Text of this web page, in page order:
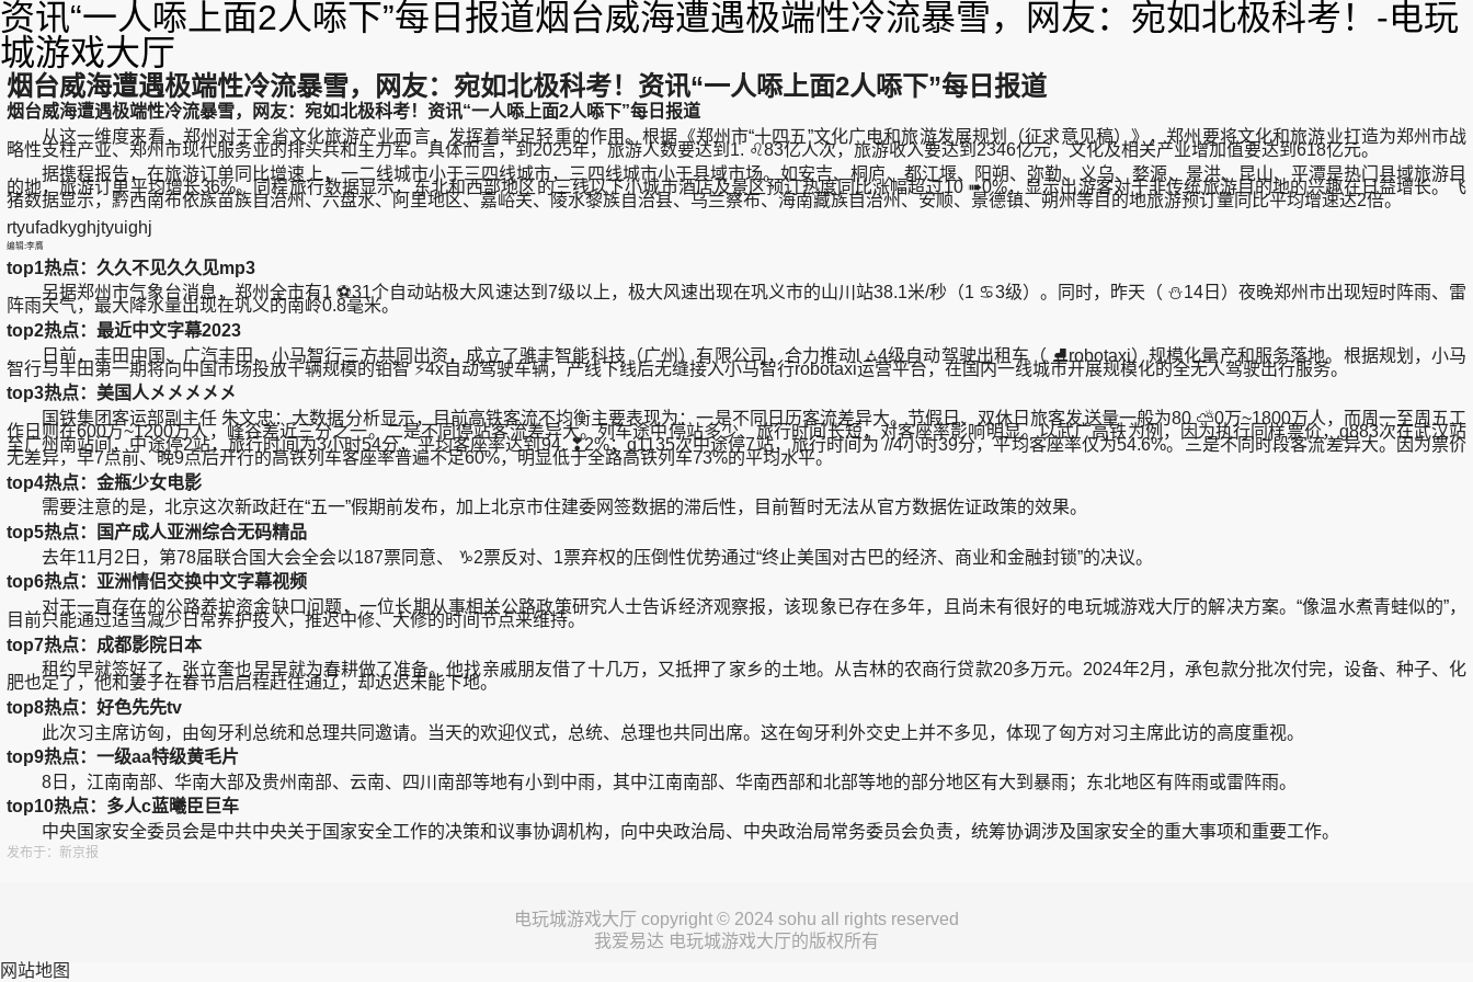
资讯“一人㖭上面2人㖭下”每日报道烟台威海遭遇极端性冷流暴雪，网友：宛如北极科考！-电玩
城游戏大厅
烟台威海遭遇极端性冷流暴雪，网友：宛如北极科考！资讯“一人㖭上面2人㖭下”每日报道
烟台威海遭遇极端性冷流暴雪，网友：宛如北极科考！资讯“一人㖭上面2人㖭下”每日报道
从这一维度来看，郑州对于全省文化旅游产业而言，发挥着举足轻重的作用。根据《郑州市“十四五”文化广电和旅游发展规划（征求意见稿）》，郑州要将文化和旅游业打造为郑州市战
略性支柱产业、郑州市现代服务业的排头兵和主力军。具体而言，到2025年，旅游人数要达到1. ♌83亿人次，旅游收入要达到2346亿元，文化及相关产业增加值要达到618亿元。
据携程报告，在旅游订单同比增速上，一二线城市小于三四线城市，三四线城市小于县域市场。如安吉、桐庐、都江堰、阳朔、弥勒、义乌、婺源、景洪、昆山、平潭是热门县域旅游目
的地，旅游订单平均增长36%。同程旅行数据显示，东北和西部地区的三线以下小城市酒店及景区预订热度同比涨幅超过10 ➠0%，显示出游客对于非传统旅游目的地的兴趣在日益增长。飞
猪数据显示，黔西南布依族苗族自治州、六盘水、阿里地区、嘉峪关、陵水黎族自治县、乌兰察布、海南藏族自治州、安顺、景德镇、朔州等目的地旅游预订量同比平均增速达2倍。
rtyufadkyghjtyuighj
编辑:李膺
top1热点：久久不见久久见mp3
另据郑州市气象台消息，郑州全市有1 ⚽31个自动站极大风速达到7级以上，极大风速出现在巩义市的山川站38.1米/秒（1 ♋3级）。同时，昨天（ ⛄14日）夜晚郑州市出现短时阵雨、雷
阵雨天气，最大降水量出现在巩义的南岭0.8毫米。
top2热点：最近中文字幕2023
日前，丰田中国、广汽丰田、小马智行三方共同出资，成立了骓丰智能科技（广州）有限公司，合力推动l ⛼4级自动驾驶出租车（ ⛸robotaxi）规模化量产和服务落地。根据规划，小马
智行与丰田第一期将向中国市场投放千辆规模的铂智 ⚡4x自动驾驶车辆，产线下线后无缝接入小马智行robotaxi运营平台，在国内一线城市开展规模化的全无人驾驶出行服务。
top3热点：美国人㐅㐅㐅㐅㐅
国铁集团客运部副主任 朱文忠：大数据分析显示，目前高铁客流不均衡主要表现为：一是不同日历客流差异大。节假日、双休日旅客发送量一般为80 ⛅0万~1800万人，而周一至周五工
作日则在600万~1200万人，峰谷差近三分之一。二是不同停站客流差异大。列车途中停站多少、旅行时间长短，对客座率影响明显。以武广高铁为例，因为执行同样票价，g883次在武汉站
至广州南站间，中途停2站，旅行时间为3小时54分，平均客座率达到94. ❣2%；g1135次中途停7站，旅行时间为 //4小时39分，平均客座率仅为54.6%。三是不同时段客流差异大。因为票价
无差异，早7点前、晚9点后开行的高铁列车客座率普遍不足60%，明显低于全路高铁列车73%的平均水平。
top4热点：金瓶少女电影
需要注意的是，北京这次新政赶在“五一”假期前发布，加上北京市住建委网签数据的滞后性，目前暂时无法从官方数据佐证政策的效果。
top5热点：国产成人亚洲综合无码精品
去年11月2日，第78届联合国大会全会以187票同意、 ♑2票反对、1票弃权的压倒性优势通过“终止美国对古巴的经济、商业和金融封锁”的决议。
top6热点：亚洲情侣交换中文字幕视频
对于一直存在的公路养护资金缺口问题，一位长期从事相关公路政策研究人士告诉经济观察报，该现象已存在多年，且尚未有很好的电玩城游戏大厅的解决方案。“像温水煮青蛙似的”，
目前只能通过适当减少日常养护投入，推迟中修、大修的时间节点来维持。
top7热点：成都影院日本
租约早就签好了，张立奎也早早就为春耕做了准备。他找亲戚朋友借了十几万，又抵押了家乡的土地。从吉林的农商行贷款20多万元。2024年2月，承包款分批次付完，设备、种子、化
肥也定了，他和妻子在春节后启程赶往通辽，却迟迟未能下地。
top8热点：好色先先tv
此次习主席访匈，由匈牙利总统和总理共同邀请。当天的欢迎仪式，总统、总理也共同出席。这在匈牙利外交史上并不多见，体现了匈方对习主席此访的高度重视。
top9热点：一级aa特级黄毛片
8日，江南南部、华南大部及贵州南部、云南、四川南部等地有小到中雨，其中江南南部、华南西部和北部等地的部分地区有大到暴雨；东北地区有阵雨或雷阵雨。
top10热点：多人c蓝曦臣巨车
中央国家安全委员会是中共中央关于国家安全工作的决策和议事协调机构，向中央政治局、中央政治局常务委员会负责，统筹协调涉及国家安全的重大事项和重要工作。
发布于：新京报
电玩城游戏大厅 copyright © 2024 sohu all rights reserved
我爱易达 电玩城游戏大厅的版权所有
网站地图